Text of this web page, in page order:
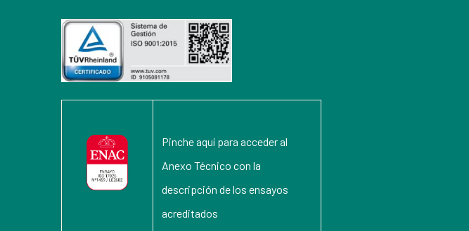
Pinche aquí para acceder al
Anexo Técnico con la
descripción de los ensayos
acreditados